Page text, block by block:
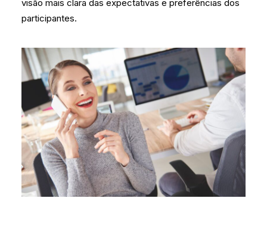
visão mais clara das expectativas e preferências dos
participantes.